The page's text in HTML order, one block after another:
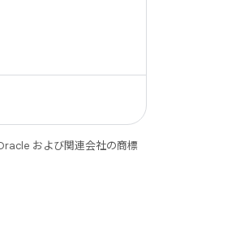
および関連会社の商標